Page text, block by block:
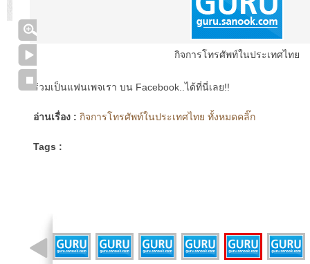
กิจการโทรศัพท์ในประเทศไทย
ร่วมเป็นแฟนเพจเรา บน Facebook..ได้ที่นี่เลย!!
อ่านเรื่อง : กิจการโทรศัพท์ในประเทศไทย ทั้งหมดคลิ๊ก
Tags :